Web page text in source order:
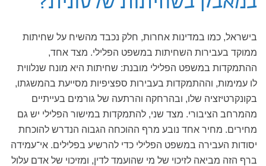
בישראל, כמו במדינות אחרות, חלק נכבד מהשיח על שחיתות
ממוקד בעבירות השחיתות במשפט הפלילי. מצד אחד,
ההתמקדות במשפט הפלילי מובנת: שחיתות היא מונח שנלווית
לו עמימות, וההתמקדות בעבירות ספציפיות מסייעת בהמשגתו,
בקונקרטיזציה שלו, ובהרחקה והרתעה של גורמים בעייתיים
מהמרחב הציבורי. מצד שני, להתמקדות במישור הפלילי יש גם
מחירים. מחיר אחד נובע מרף ההוכחה הגבוה הנדרש להוכחת
יסודות העבירה במשפט הפלילי כדי להרשיע בפלילים. אי־עמידה
ברף הזה מביאה לזיכוי של מי שהועמד לדין, ומזיכוי של אדם עלול